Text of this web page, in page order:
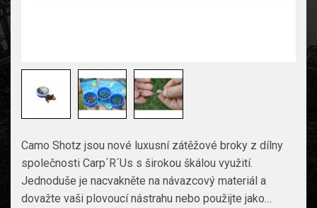
Camo Shotz jsou nové luxusní zátěžové broky z dílny
společnosti Carp´R´Us s širokou škálou využití.
Jednoduše je nacvakněte na návazcový materiál a
dovažte vaši plovoucí nástrahu nebo použijte jako…